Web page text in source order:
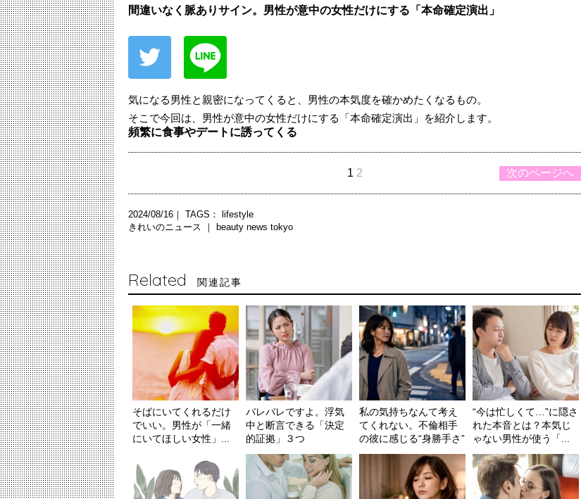
間違いなく脈ありサイン。男性が意中の女性だけにする「本命確定演出」
気になる男性と親密になってくると、男性の本気度を確かめたくなるもの。
そこで今回は、男性が意中の女性だけにする「本命確定演出」を紹介します。
頻繁に食事やデートに誘ってくる
次のページへ
1 2
2024/08/16｜ TAGS：
lifestyle
きれいのニュース ｜
beauty news tokyo
Related 関連記事
そばにいてくれるだけ
でいい。男性が「一緒
にいてほしい女性」...
バレバレですよ。浮気
中と断言できる「決定
的証拠」３つ
私の気持ちなんて考え
てくれない。不倫相手
の彼に感じる“身勝手さ”
“今は忙しくて…”に隠さ
れた本音とは？本気じ
ゃない男性が使う「...